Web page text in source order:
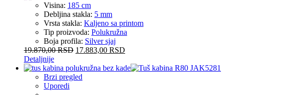
Visina: 185 cm
Debljina stakla: 5 mm
Vrsta stakla: Kaljeno sa printom
Tip proizvoda: Polukružna
Boja profila: Silver sjaj
19.870,00RSD 17.883,00 RSD
Detaljnije
Brzi pregled
Uporedi